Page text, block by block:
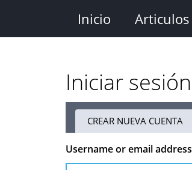
contenido
Inicio Articulos
Iniciar sesión
Solapas
principales
CREAR NUEVA CUENTA
Username or email address